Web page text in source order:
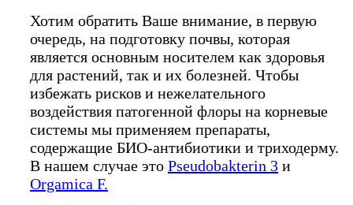
Хотим обратить Ваше внимание, в первую
очередь, на подготовку почвы, которая
является основным носителем как здоровья
для растений, так и их болезней. Чтобы
избежать рисков и нежелательного
воздействия патогенной флоры на корневые
системы мы применяем препараты,
содержащие БИО-антибиотики и триходерму.
В нашем случае это Pseudobakterin 3 и
Orgamica F.